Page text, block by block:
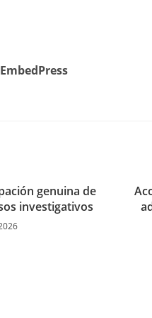
genuina de
investigativos